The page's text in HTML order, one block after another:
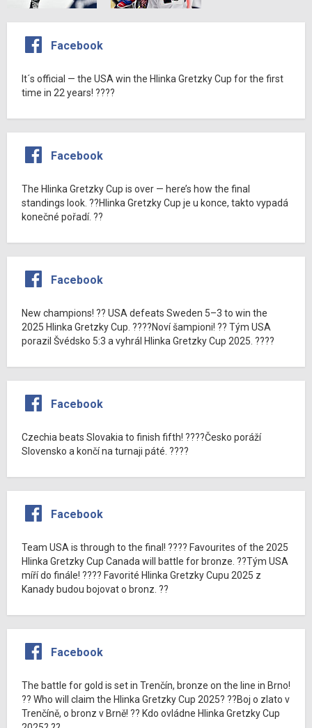
Facebook
It´s official — the USA win the Hlinka Gretzky Cup for the first
time in 22 years! ????
Facebook
The Hlinka Gretzky Cup is over — here’s how the final
standings look. ??Hlinka Gretzky Cup je u konce, takto vypadá
konečné pořadí. ??
Facebook
New champions! ?? USA defeats Sweden 5–3 to win the
2025 Hlinka Gretzky Cup. ????Noví šampioni! ?? Tým USA
porazil Švédsko 5:3 a vyhrál Hlinka Gretzky Cup 2025. ????
Facebook
Czechia beats Slovakia to finish fifth! ????Česko poráží
Slovensko a končí na turnaji páté. ????
Facebook
Team USA is through to the final! ???? Favourites of the 2025
Hlinka Gretzky Cup Canada will battle for bronze. ??Tým USA
míří do finále! ???? Favorité Hlinka Gretzky Cupu 2025 z
Kanady budou bojovat o bronz. ??
Facebook
The battle for gold is set in Trenčín, bronze on the line in Brno!
?? Who will claim the Hlinka Gretzky Cup 2025? ??Boj o zlato v
Trenčíně, o bronz v Brně! ?? Kdo ovládne Hlinka Gretzky Cup